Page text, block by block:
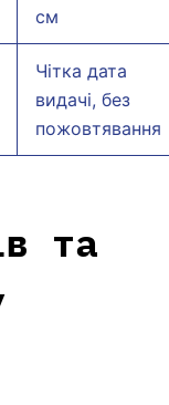
см
Чітка дата
видачі, без
пожовтявання
та